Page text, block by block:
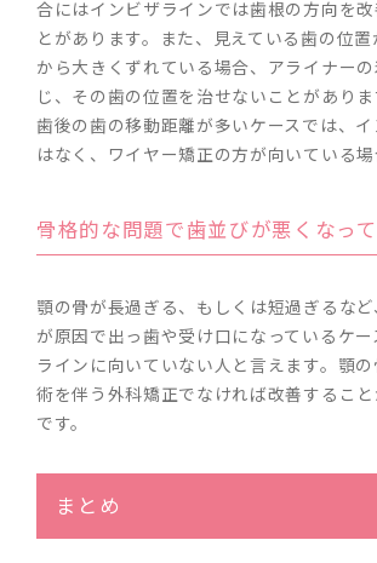
合にはインビザラインでは歯根の方向を
とがあります。また、見えている歯の位
から大きくずれている場合、アライナー
じ、その歯の位置を治せないことがあり
歯後の歯の移動距離が多いケースでは、
はなく、ワイヤー矯正の方が向いている場
骨格的な問題で歯並びが悪くなっ
顎の骨が長過ぎる、もしくは短過ぎるな
が原因で出っ歯や受け口になっているケ
ラインに向いていない人と言えます。顎
術を伴う外科矯正でなければ改善するこ
です。
まとめ